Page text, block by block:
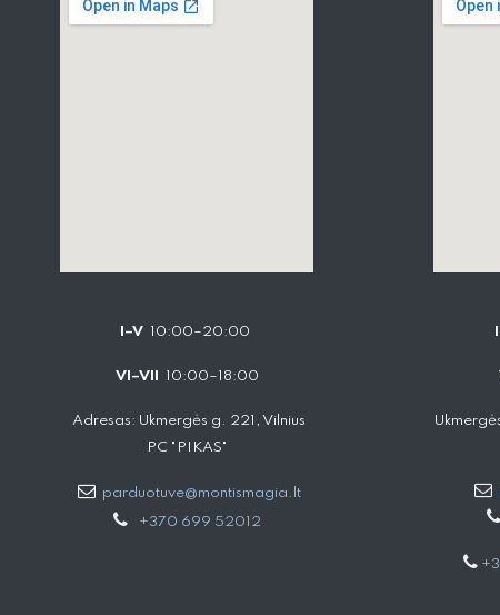
I–V 10:00–20:00
VI–VII 10:00–18:00
Adresas: Ukmergės g. 221, Vilnius
PC "PIKAS"
parduotuve@montismagia.lt
+370 699 52012